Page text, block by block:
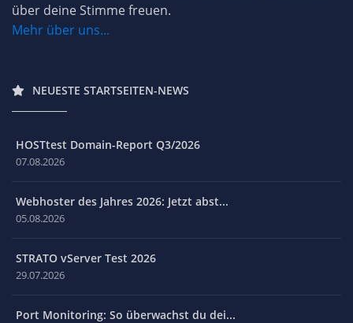
über deine Stimme freuen.
Mehr über uns...
NEUESTE STARTSEITEN-NEWS
HOSTtest Domain-Report Q3/2026
07.08.2026
Webhoster des Jahres 2026: Jetzt abst...
05.08.2026
STRATO vServer Test 2026
29.07.2026
Port Monitoring: So überwachst du dei...